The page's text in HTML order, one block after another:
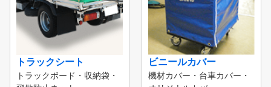
トラックシート
トラックボード・収納袋・
ビニールカバー
機材カバー・台車カバー・